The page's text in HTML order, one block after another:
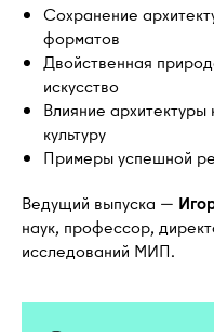
Сохранение
форматов
Двойственная
искусство
Влияние
культуру
Примеры успешной
Ведущий выпуска —
наук, профессор,
исследований МИП.